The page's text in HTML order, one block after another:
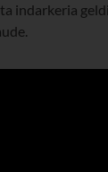
indarkeria